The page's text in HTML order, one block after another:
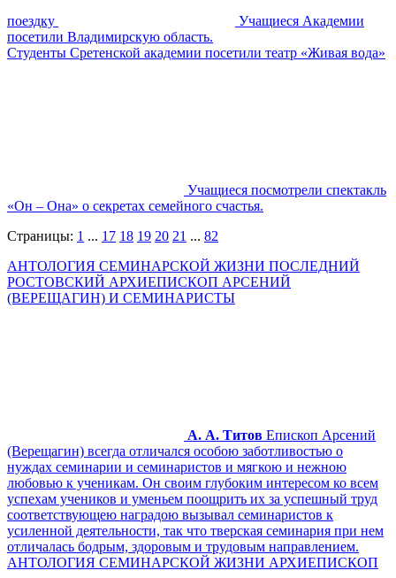
поездку
Учащиеся Академии
посетили Владимирскую область.
Студенты Сретенской академии посетили театр «Живая вода»
Учащиеся посмотрели спектакль
«Он – Она» о секретах семейного счастья.
Страницы: 1 ... 17 18 19 20 21 ... 82
АНТОЛОГИЯ СЕМИНАРСКОЙ ЖИЗНИ ПОСЛЕДНИЙ
РОСТОВСКИЙ АРХИЕПИСКОП АРСЕНИЙ
(ВЕРЕЩАГИН) И СЕМИНАРИСТЫ
А. А. Титов Епископ Арсений
(Верещагин) всегда отличался особою заботливостью о
нуждах семинарии и семинаристов и мягкою и нежною
любовью к ученикам. Он своим глубоким интересом ко всем
успехам учеников и уменьем поощрить их за успешный труд
соответствующею наградою вызывал семинаристов к
усиленной деятельности, так что тверская семинария при нем
отличалась бодрым, здоровым и трудовым направлением.
АНТОЛОГИЯ СЕМИНАРСКОЙ ЖИЗНИ АРХИЕПИСКОП